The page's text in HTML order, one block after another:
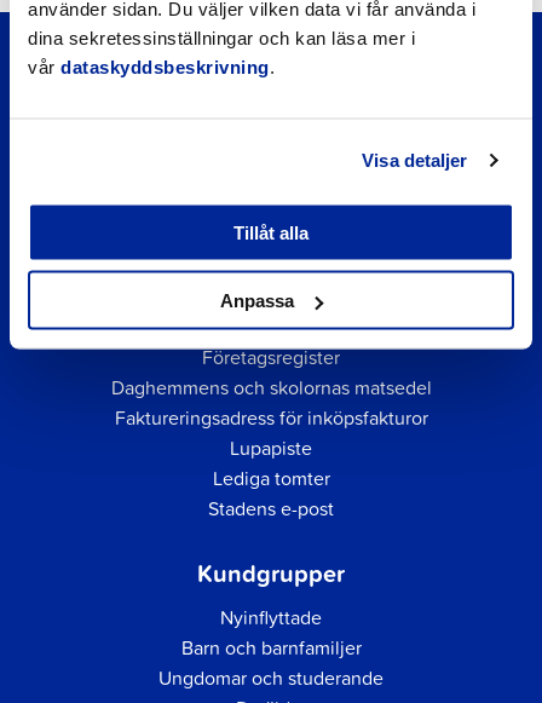
använder sidan. Du väljer vilken data vi får använda i
dina sekretessinställningar och kan läsa mer i
vår dataskyddsbeskrivning
Visa detaljer
Tillåt alla
Anpassa
Snabblänkar
Företagsregister
Daghemmens och skolornas matsedel
Faktureringsadress för inköpsfakturor
Lupapiste
Lediga tomter
Stadens e-post
Kundgrupper
Nyinflyttade
Barn och barnfamiljer
Ungdomar och studerande